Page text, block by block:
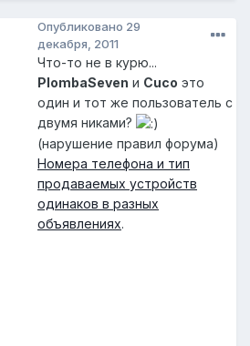
Опубликовано 29
декабря, 2011
Что-то не в курю...
PlombaSeven и Cuco это
один и тот же пользователь с
двумя никами?
(нарушение правил форума)
Номера телефона и тип
продаваемых устройств
одинаков в разных
объявлениях.